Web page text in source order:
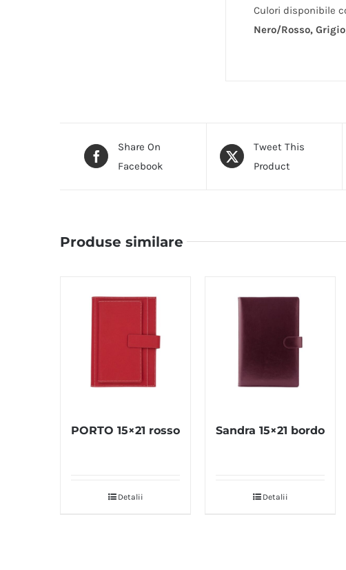
Culori disponibile
Nero/Rosso,
Share On
Facebook
Tweet This
Product
Produse similare
PORTO 15×21 rosso
Detalii
Sandra 15×21 bordo
Detalii